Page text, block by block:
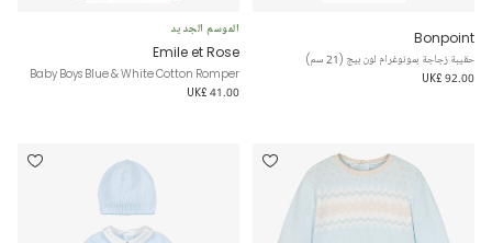
Bonpoint
حقيبة زجاجة بمونوغرام لون بيج (21 سم)
UK£ 92.00
الموسم الجديد
Emile et Rose
Baby Boys Blue & White Cotton Romper
UK£ 41.00